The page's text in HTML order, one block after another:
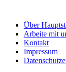
Über
Arbeite mit
Kontakt
Impressum